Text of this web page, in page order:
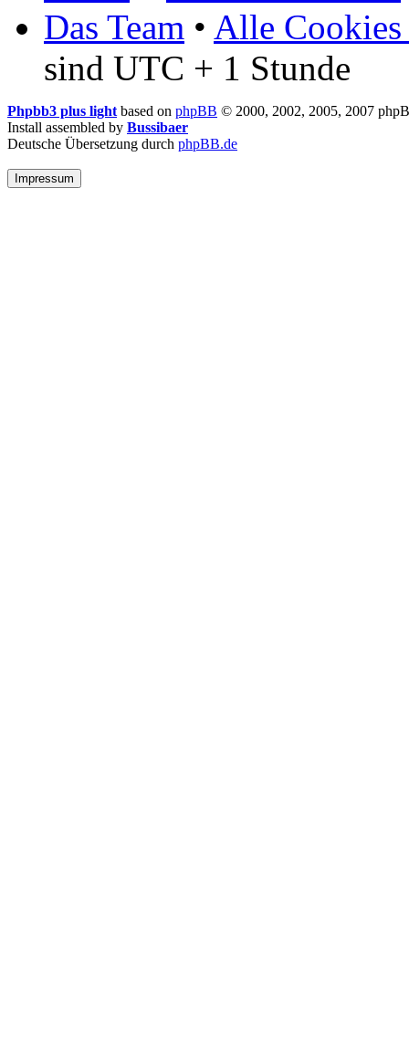
Das Team • Alle Cookies
sind UTC + 1 Stunde
Phpbb3 plus light based on phpBB © 2000, 2002, 2005, 2007
Install assembled by Bussibaer
Deutsche Übersetzung durch phpBB.de